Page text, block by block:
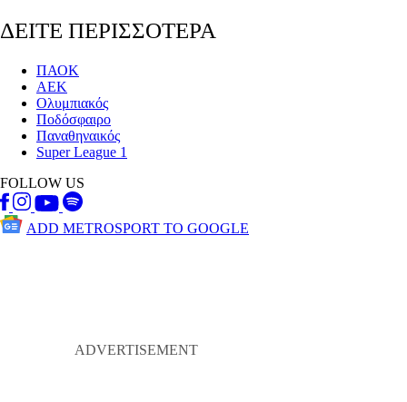
ΔΕΙΤΕ ΠΕΡΙΣΣΟΤΕΡΑ
ΠΑΟΚ
ΑΕΚ
Ολυμπιακός
Ποδόσφαιρο
Παναθηναικός
Super League 1
FOLLOW US
ADD METROSPORT TO GOOGLE